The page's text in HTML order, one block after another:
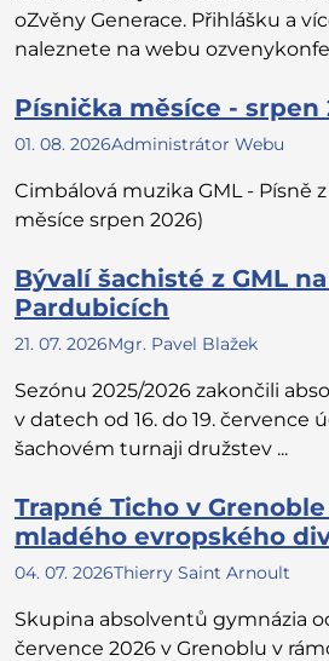
oZvěny Generace. Přihlášku a
naleznete na webu
Písnička měsíce - srpen
01. 08. 2026Administrátor Webu
Cimbálová muzika GML - Písně
měsíce srpen 2026)
Bývalí šachisté z GML
Pardubicích
21. 07. 2026Mgr. Pavel Blažek
Sezónu 2025/2026 zakončili
v datech od 16. do 19. července
šachovém turnaji družstev ...
Trapné Ticho v
mladého evropského
04. 07. 2026Thierry Saint Arnoult
Skupina absolventů gymnázia
července 2026 v Grenoblu v